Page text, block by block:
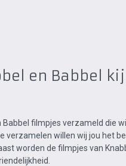
en Babbel
filmpjes verzameld die
verzamelen willen wij jou het
worden de filmpjes van